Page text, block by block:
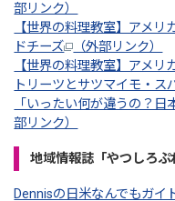
部リンク）
【世界の料理教室】アメ
ドチーズ
（外部リンク）
【世界の料理教室】アメ
トリーツとサツマイモ・ス
「いったい何が違うの？
部リンク）
地域情報誌「やつしろぷ
Dennisの日米なんでもガイ